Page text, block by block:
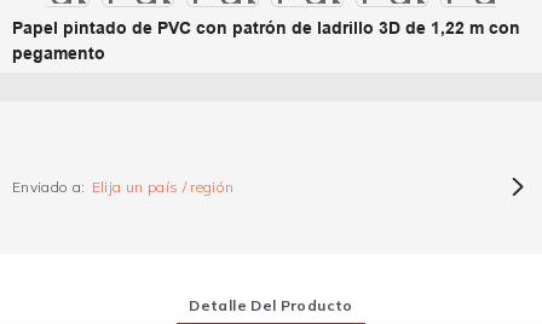
Papel pintado de PVC con patrón de ladrillo 3D de 1,22 m con
pegamento
Enviado a: Elija un país / región
Detalle Del Producto